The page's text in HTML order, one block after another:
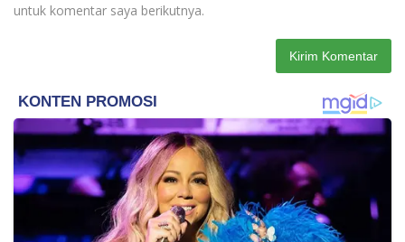
untuk komentar saya berikutnya.